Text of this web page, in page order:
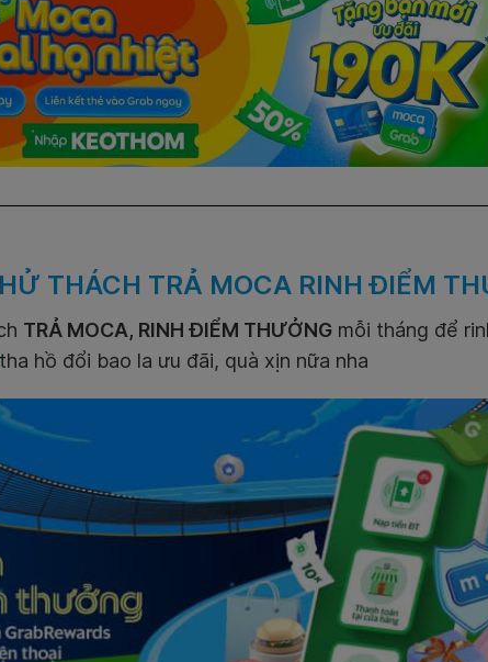
THÁCH TRẢ MOCA RINH ĐIỂM
TRẢ MOCA, RINH ĐIỂM THƯỞNGmỗi tháng để
tha hồ đổi bao la ưu đãi, quà xịn nữa nha